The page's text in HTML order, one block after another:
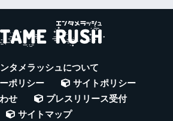
タメラッシュについて
ポリシー
サイトポリシー
せ
プレスリリース受付
サイトマップ